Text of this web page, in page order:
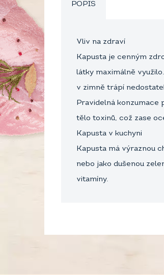
POPIS
Vliv na zdraví
Kapusta je cenným
látky maximálně
v zimně trápí
Pravidelná konzumace
tělo toxinů, což zase
Kapusta v kuchyni
Kapusta má výraznou
nebo jako dušenou
vitamíny.